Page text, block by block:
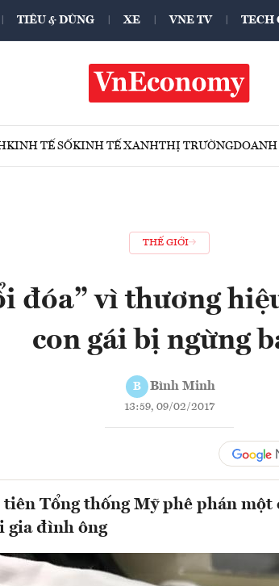
TIÊU & DÙNG XE VNE TV TECH
KINH TẾ SỐKINH TẾ XANHTHỊ TRƯỜNGDOANH
THẾ GIỚI
đóa” vì thương
con gái bị ngừng
B Bình Minh
13:59, 09/02/2017
Tổng thống Mỹ phê phán một
gia đình ông